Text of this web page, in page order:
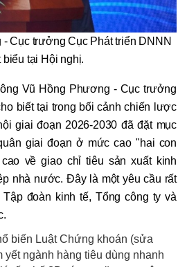
Cục trưởng Cục Phát triển DNNN
biểu tại Hội nghị.
Vũ Hồng Phương - Cục trưởng
biết tại trong bối cảnh chiến lược
giai đoạn 2026-2030 đã đặt mục
giai đoạn ở mức cao "hai con
về giao chỉ tiêu sản xuất kinh
nhà nước. Đây là một yêu cầu rất
đoàn kinh tế, Tổng công ty và
biến Luật Chứng khoán (sửa
yết ngành hàng tiêu dùng nhanh